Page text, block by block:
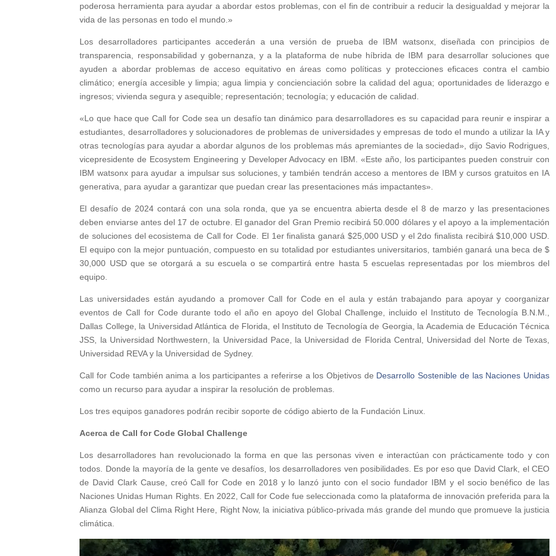
poderosa herramienta para ayudar a abordar estos problemas, con el fin de contribuir a reducir la desigualdad y mejorar la
vida de las personas en todo el mundo.»
Los desarrolladores participantes accederán a una versión de prueba de IBM watsonx, diseñada con principios de
transparencia, responsabilidad y gobernanza, y a la plataforma de nube híbrida de IBM para desarrollar soluciones que
ayuden a abordar problemas de acceso equitativo en áreas como políticas y protecciones eficaces contra el cambio
climático; energía accesible y limpia; agua limpia y concienciación sobre la calidad del agua; oportunidades de liderazgo e
ingresos; vivienda segura y asequible; representación; tecnología; y educación de calidad.
«Lo que hace que Call for Code sea un desafío tan dinámico para desarrolladores es su capacidad para reunir e inspirar a
estudiantes, desarrolladores y solucionadores de problemas de universidades y empresas de todo el mundo a utilizar la IA y
otras tecnologías para ayudar a abordar algunos de los problemas más apremiantes de la sociedad», dijo Savio Rodrigues,
vicepresidente de Ecosystem Engineering y Developer Advocacy en IBM. «Este año, los participantes pueden construir con
IBM watsonx para ayudar a impulsar sus soluciones, y también tendrán acceso a mentores de IBM y cursos gratuitos en IA
generativa, para ayudar a garantizar que puedan crear las presentaciones más impactantes».
El desafío de 2024 contará con una sola ronda, que ya se encuentra abierta desde el 8 de marzo y las presentaciones
deben enviarse antes del 17 de octubre. El ganador del Gran Premio recibirá 50.000 dólares y el apoyo a la implementación
de soluciones del ecosistema de Call for Code. El 1er finalista ganará $25,000 USD y el 2do finalista recibirá $10,000 USD.
El equipo con la mejor puntuación, compuesto en su totalidad por estudiantes universitarios, también ganará una beca de $
30,000 USD que se otorgará a su escuela o se compartirá entre hasta 5 escuelas representadas por los miembros del
equipo.
Las universidades están ayudando a promover Call for Code en el aula y están trabajando para apoyar y coorganizar
eventos de Call for Code durante todo el año en apoyo del Global Challenge, incluido el Instituto de Tecnología B.N.M.,
Dallas College, la Universidad Atlántica de Florida, el Instituto de Tecnología de Georgia, la Academia de Educación Técnica
JSS, la Universidad Northwestern, la Universidad Pace, la Universidad de Florida Central, Universidad del Norte de Texas,
Universidad REVA y la Universidad de Sydney.
Call for Code también anima a los participantes a referirse a los Objetivos de Desarrollo Sostenible de las Naciones Unidas
como un recurso para ayudar a inspirar la resolución de problemas.
Los tres equipos ganadores podrán recibir soporte de código abierto de la Fundación Linux.
Acerca de Call for Code Global Challenge
Los desarrolladores han revolucionado la forma en que las personas viven e interactúan con prácticamente todo y con
todos. Donde la mayoría de la gente ve desafíos, los desarrolladores ven posibilidades. Es por eso que David Clark, el CEO
de David Clark Cause, creó Call for Code en 2018 y lo lanzó junto con el socio fundador IBM y el socio benéfico de las
Naciones Unidas Human Rights. En 2022, Call for Code fue seleccionada como la plataforma de innovación preferida para la
Alianza Global del Clima Right Here, Right Now, la iniciativa público-privada más grande del mundo que promueve la justicia
climática.